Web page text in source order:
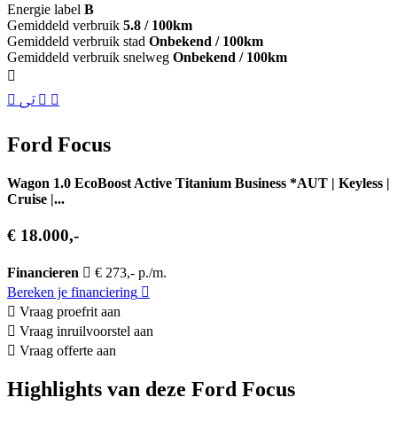
Energie label B
Gemiddeld verbruik 5.8 / 100km
Gemiddeld verbruik stad Onbekend / 100km
Gemiddeld verbruik snelweg Onbekend / 100km
Ford Focus
Wagon 1.0 EcoBoost Active Titanium Business *AUT | Keyless |
Cruise |...
€ 18.000,-
Financieren
€ 273,- p./m.
Bereken je financiering
Vraag proefrit aan
Vraag inruilvoorstel aan
Vraag offerte aan
Highlights van deze Ford Focus